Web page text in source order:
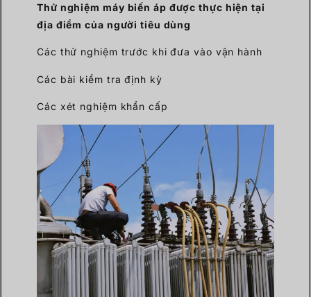
Thử nghiệm máy biến áp được thực hiện tại
địa điểm của người tiêu dùng
Các thử nghiệm trước khi đưa vào vận hành
Các bài kiểm tra định kỳ
Các xét nghiệm khẩn cấp